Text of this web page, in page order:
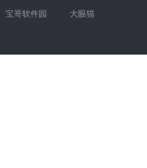
宝哥软件园 大眼猫